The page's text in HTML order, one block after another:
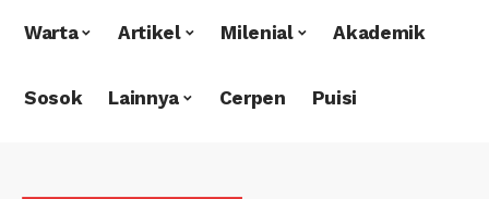
Warta Artikel Milenial Akademik
Sosok Lainnya Cerpen Puisi